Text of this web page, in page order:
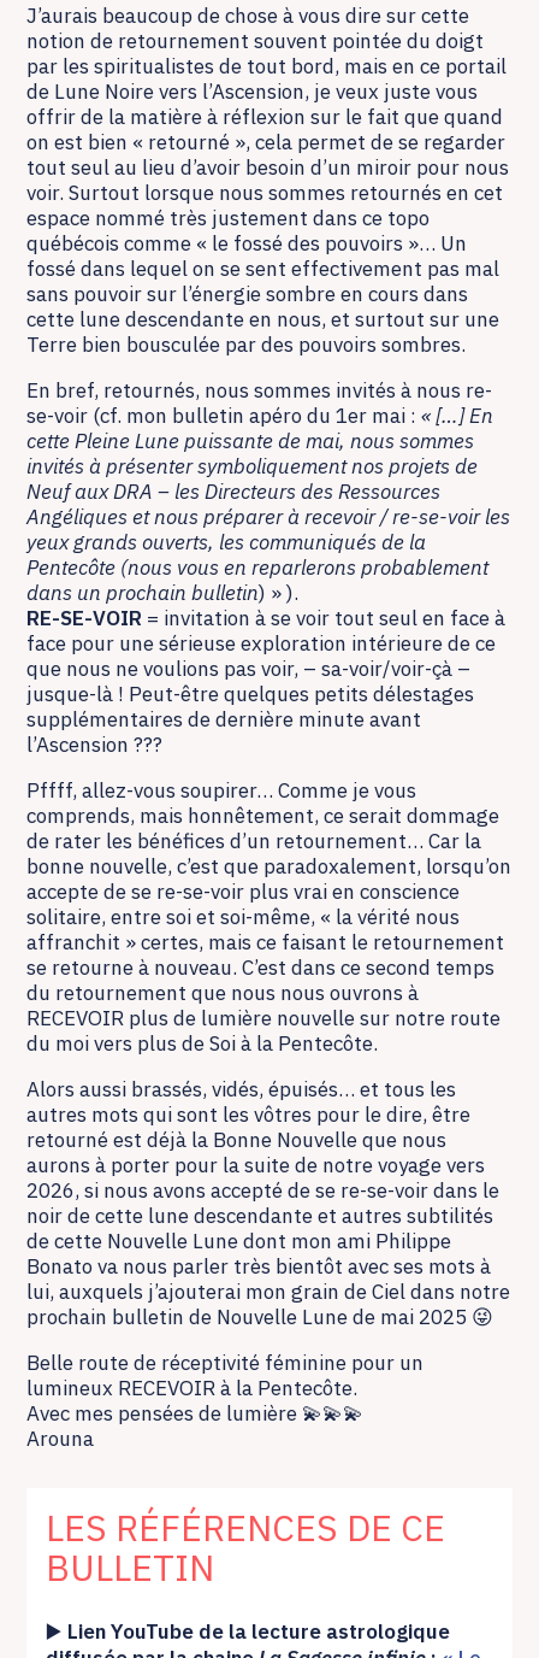
J’aurais beaucoup de chose à vous dire sur cette
notion de retournement souvent pointée du doigt
par les spiritualistes de tout bord, mais en ce portail
de Lune Noire vers l’Ascension, je veux juste vous
offrir de la matière à réflexion sur le fait que quand
on est bien « retourné », cela permet de se regarder
tout seul au lieu d’avoir besoin d’un miroir pour nous
voir. Surtout lorsque nous sommes retournés en cet
espace nommé très justement dans ce topo
québécois comme « le fossé des pouvoirs »… Un
fossé dans lequel on se sent effectivement pas mal
sans pouvoir sur l’énergie sombre en cours dans
cette lune descendante en nous, et surtout sur une
Terre bien bousculée par des pouvoirs sombres.
En bref, retournés, nous sommes invités à nous re-
se-voir (cf. mon bulletin apéro du 1er mai :« […] En
cette Pleine Lune puissante de mai, nous sommes
invités à présenter symboliquement nos projets de
Neuf aux DRA – les Directeurs des Ressources
Angéliques et nous préparer à recevoir / re-se-voir les
yeux grands ouverts, les communiqués de la
Pentecôte (nous vous en reparlerons probablement
dans un prochain bulletin) » ).
RE-SE-VOIR = invitation à se voir tout seul en face à
face pour une sérieuse exploration intérieure de ce
que nous ne voulions pas voir, – sa-voir/voir-çà –
jusque-là ! Peut-être quelques petits délestages
supplémentaires de dernière minute avant
l’Ascension ???
Pffff, allez-vous soupirer… Comme je vous
comprends, mais honnêtement, ce serait dommage
de rater les bénéfices d’un retournement… Car la
bonne nouvelle, c’est que paradoxalement, lorsqu’on
accepte de se re-se-voir plus vrai en conscience
solitaire, entre soi et soi-même, « la vérité nous
affranchit » certes, mais ce faisant le retournement
se retourne à nouveau. C’est dans ce second temps
du retournement que nous nous ouvrons à
RECEVOIR plus de lumière nouvelle sur notre route
du moi vers plus de Soi à la Pentecôte.
Alors aussi brassés, vidés, épuisés… et tous les
autres mots qui sont les vôtres pour le dire, être
retourné est déjà la Bonne Nouvelle que nous
aurons à porter pour la suite de notre voyage vers
2026, si nous avons accepté de se re-se-voir dans le
noir de cette lune descendante et autres subtilités
de cette Nouvelle Lune dont mon ami Philippe
Bonato va nous parler très bientôt avec ses mots à
lui, auxquels j’ajouterai mon grain de Ciel dans notre
prochain bulletin de Nouvelle Lune de mai 2025 😜
Belle route de réceptivité féminine pour un
lumineux RECEVOIR à la Pentecôte.
Avec mes pensées de lumière 💫💫💫
Arouna
LES RÉFÉRENCES DE CE
BULLETIN
▶️ Lien YouTube de la lecture astrologique